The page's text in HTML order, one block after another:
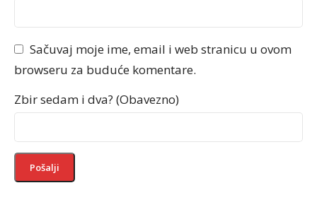
Sačuvaj moje ime, email i web stranicu u ovom
browseru za buduće komentare.
Zbir sedam i dva? (Obavezno)